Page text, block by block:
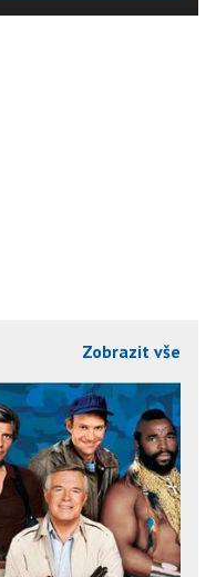
Zobrazit vše